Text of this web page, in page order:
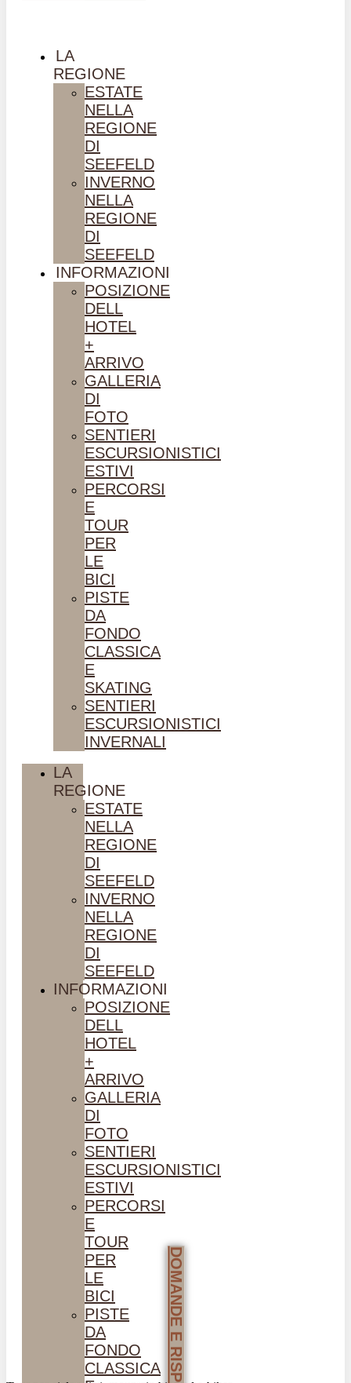
LA
REGIONE
ESTATE
NELLA
REGIONE
DI
SEEFELD
INVERNO
NELLA
REGIONE
DI
SEEFELD
INFORMAZIONI
POSIZIONE
DELL
HOTEL
+
ARRIVO
GALLERIA
DI
FOTO
SENTIERI
ESCURSIONISTICI
ESTIVI
PERCORSI
E
TOUR
PER
LE
BICI
PISTE
DA
FONDO
CLASSICA
E
SKATING
SENTIERI
ESCURSIONISTICI
INVERNALI
LA
REGIONE
ESTATE
NELLA
REGIONE
DI
SEEFELD
INVERNO
NELLA
REGIONE
DI
SEEFELD
INFORMAZIONI
POSIZIONE
DELL
HOTEL
+
ARRIVO
GALLERIA
DI
FOTO
SENTIERI
ESCURSIONISTICI
ESTIVI
PERCORSI
E
TOUR
PER
LE
BICI
PISTE
DA
FONDO
CLASSICA DOMANDE E RISPOSTE